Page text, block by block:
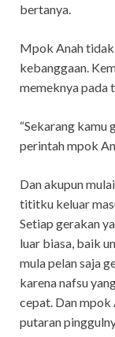
bertanya.
Mpok Anah tidak
kebanggaan.
memeknya pada
“Sekarang kamu
perintah mpok
Dan akupun
tititku keluar
Setiap gerakan
luar biasa, baik
mula pelan saja
karena nafsu
cepat. Dan mpok
putaran